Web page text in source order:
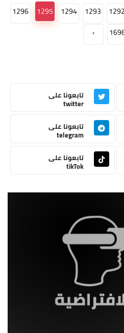
1292
1293
1294
1295
1296
›
تابعونا على
twitter
تابعونا على
telegram
تابعونا على
tikTok